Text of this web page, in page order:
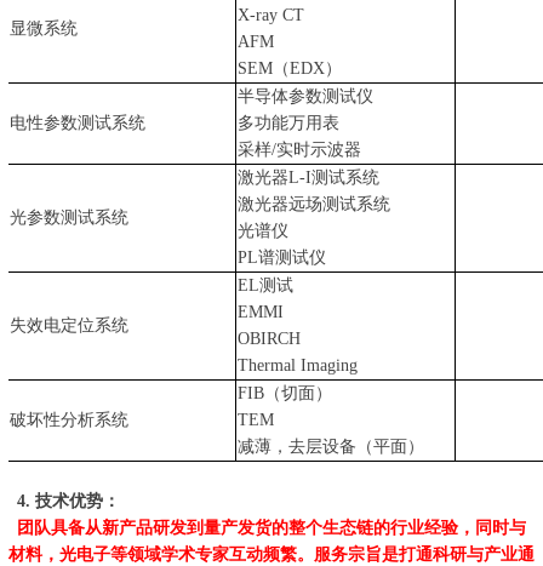
显微系统
X-ray CT
AFM
SEM （EDX）
电性参数测试系统
半导体参数测试仪
多功能万用表
采样/实时示波器
光参数测试系统
激光器L-I测试系统
激光器远场测试系统
光谱仪
PL谱测试仪
失效电定位系统
EL测试
EMMI
OBIRCH
Thermal Imaging
破坏性分析系统
FIB （切面）
TEM
减薄，去层设备（平面）
4. 技术优势：
团队具备从新产品研发到量产发货的整个生态链的行业经验，同时与
材料，光电子等领域学术专家互动频繁。服务宗旨是打通科研与产业通